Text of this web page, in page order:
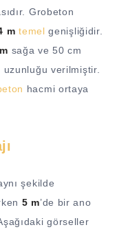
Grobeton
m temel genişliğidir.
sağa ve 50 cm
verilmiştir.
hacmi ortaya
şekilde
5 m’de bir ano
görseller